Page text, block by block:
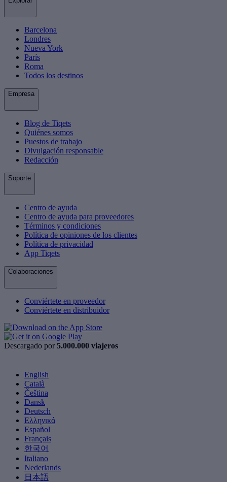
Barcelona
Londres
Nueva York
París
Roma
Todos los destinos
Empresa
Blog de Tiqets
Quiénes somos
Puestos de trabajo
Divulgación responsable
Redacción
Soporte
Centro de ayuda
Centro de ayuda para proveedores
Términos y condiciones
Política de opiniones de los clientes
Política de privacidad
App Tiqets
Colaboraciones
Conviértete en proveedor
Conviértete en distribuidor
Descargado por 5.000.000 viajeros
English
Català
Čeština
Dansk
Deutsch
Ελληνικά
Español
Français
한국어
Italiano
Nederlands
日本語